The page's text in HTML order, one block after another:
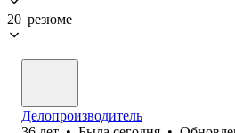
20 резюме
Делопроизводитель